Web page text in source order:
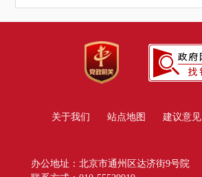
关于我们 站点地图 建议意见
办公地址：北京市通州区达济街9号院